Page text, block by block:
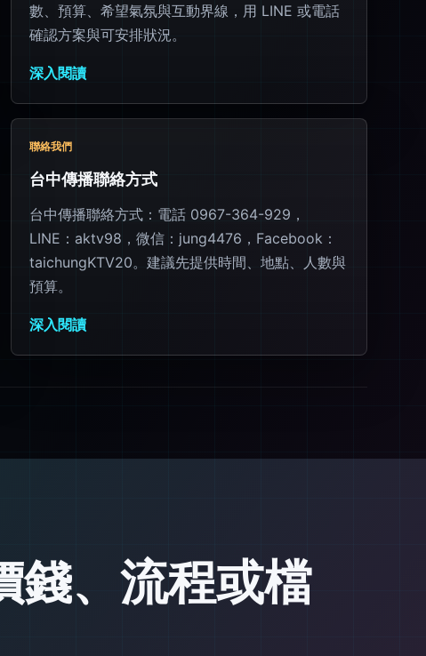
數、預算、希望氣氛與互動界線，用 LINE 或電話
確認方案與可安排狀況。
深入閱讀
聯絡我們
台中傳播聯絡方式
台中傳播聯絡方式：電話 0967-364-929，
LINE：aktv98，微信：jung4476，Facebook：
taichungKTV20。建議先提供時間、地點、人數與
預算。
深入閱讀
錢、流程或檔